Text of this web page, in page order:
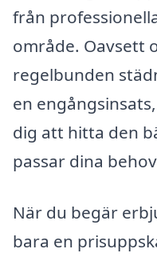
från
område. Oavsett
regelbunden
en
dig att hitta den
passar dina
När du begär
bara en